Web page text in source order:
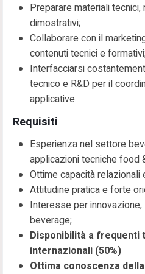
Preparare materiali
dimostrativi;
Collaborare con il
contenuti tecnici e
Interfacciarsi
tecnico e R&D per il
applicative.
Requisiti
Esperienza nel settore
applicazioni tecniche food
Ottime capacità relazionali
Attitudine pratica e forte
Interesse per
beverage;
Disponibilità a
internazionali (50%)
Ottima conoscenza